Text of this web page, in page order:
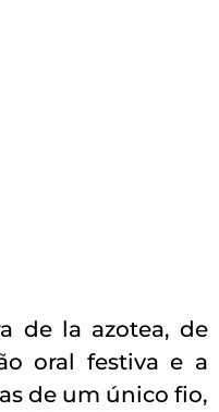
de la azotea, de
oral festiva e a
de um único fio,